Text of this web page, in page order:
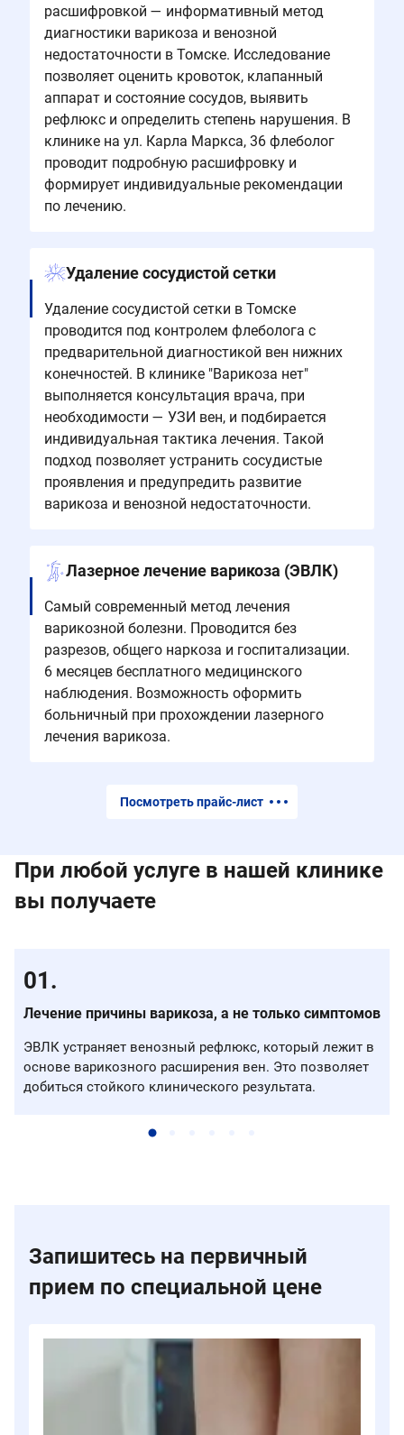
расшифровкой — информативный метод
диагностики варикоза и венозной
недостаточности в Томске. Исследование
позволяет оценить кровоток, клапанный
аппарат и состояние сосудов, выявить
рефлюкс и определить степень нарушения. В
клинике на ул. Карла Маркса, 36 флеболог
проводит подробную расшифровку и
формирует индивидуальные рекомендации
по лечению.
Удаление сосудистой сетки
Удаление сосудистой сетки в Томске
проводится под контролем флеболога с
предварительной диагностикой вен нижних
конечностей. В клинике "Варикоза нет"
выполняется консультация врача, при
необходимости — УЗИ вен, и подбирается
индивидуальная тактика лечения. Такой
подход позволяет устранить сосудистые
проявления и предупредить развитие
варикоза и венозной недостаточности.
Лазерное лечение варикоза (ЭВЛК)
Самый современный метод лечения
варикозной болезни. Проводится без
разрезов, общего наркоза и госпитализации.
6 месяцев бесплатного медицинского
наблюдения. Возможность оформить
больничный при прохождении лазерного
лечения варикоза.
Посмотреть прайс-лист
При любой услуге в нашей клинике
вы получаете
Лечение причины варикоза, а не только симптомов
ЭВЛК устраняет венозный рефлюкс, который лежит в
основе варикозного расширения вен. Это позволяет
добиться стойкого клинического результата.
Запишитесь на первичный
прием по специальной цене